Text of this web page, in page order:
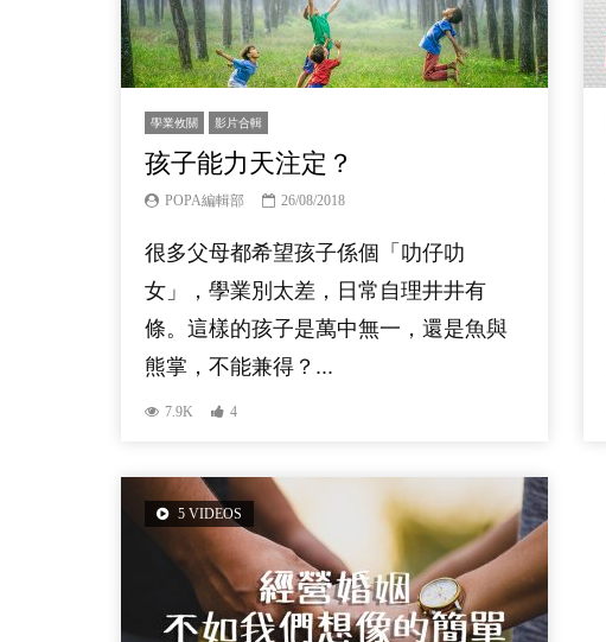
學業攸關 影片合輯
孩子能力天注定？
POPA編輯部 26/08/2018
很多父母都希望孩子係個「叻仔叻
女」，學業別太差，日常自理井井有
條。這樣的孩子是萬中無一，還是魚與
熊掌，不能兼得？...
7.9K 4
5 VIDEOS